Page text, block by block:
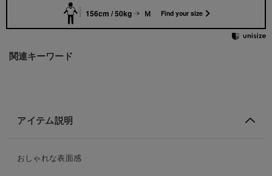
156cm / 50kg Ｍ Find your size
関連キーワード
アイテム説明
おしゃれな表面感